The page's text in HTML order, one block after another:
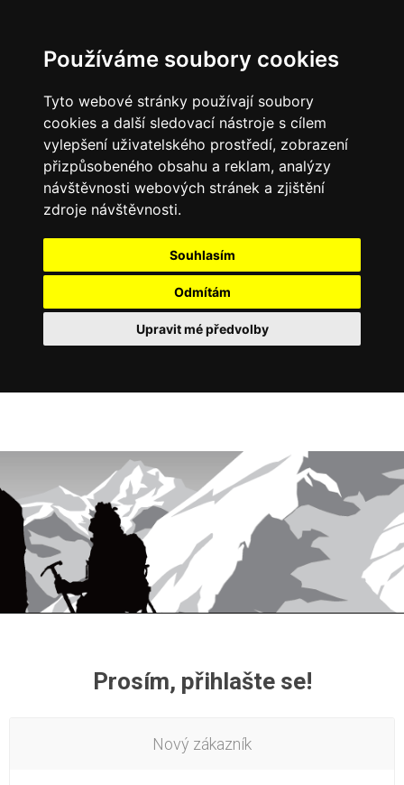
Používáme soubory cookies
Tyto webové stránky používají soubory
cookies a další sledovací nástroje s cílem
vylepšení uživatelského prostředí, zobrazení
přizpůsobeného obsahu a reklam, analýzy
návštěvnosti webových stránek a zjištění
zdroje návštěvnosti.
Souhlasím
Odmítám
Upravit mé předvolby
Prosím, přihlašte se!
Nový zákazník